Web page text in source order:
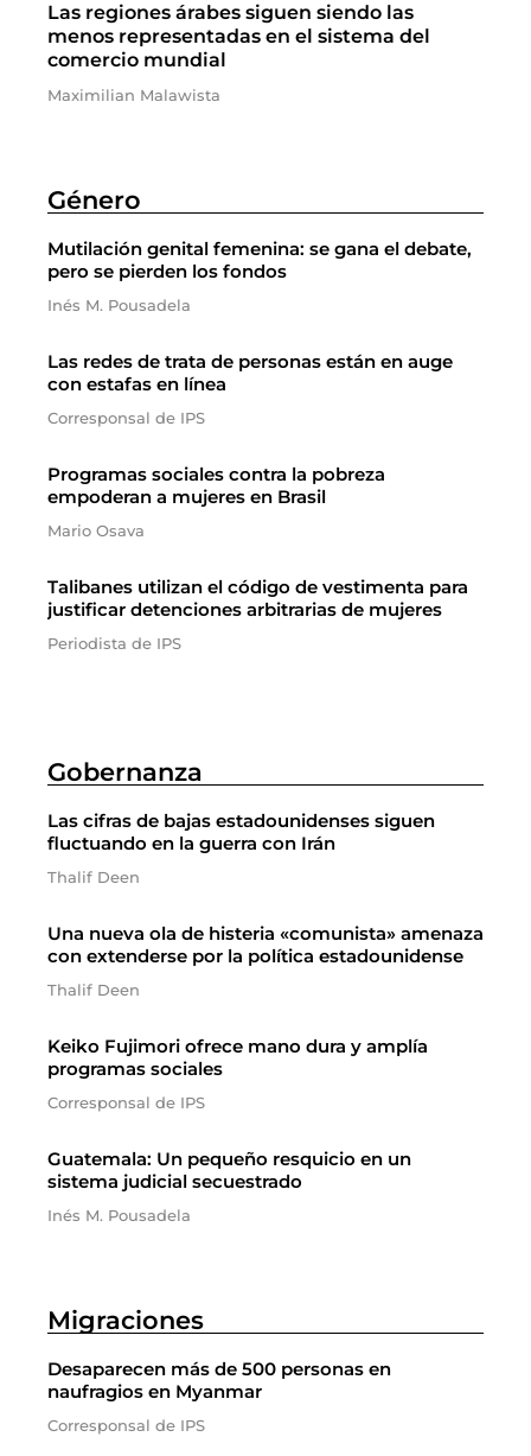
Las regiones árabes siguen siendo las
menos representadas en el sistema del
comercio mundial
Maximilian Malawista
Género
Mutilación genital femenina: se gana el debate,
pero se pierden los fondos
Inés M. Pousadela
Las redes de trata de personas están en auge
con estafas en línea
Corresponsal de IPS
Programas sociales contra la pobreza
empoderan a mujeres en Brasil
Mario Osava
Talibanes utilizan el código de vestimenta para
justificar detenciones arbitrarias de mujeres
Periodista de IPS
Gobernanza
Las cifras de bajas estadounidenses siguen
fluctuando en la guerra con Irán
Thalif Deen
Una nueva ola de histeria «comunista» amenaza
con extenderse por la política estadounidense
Thalif Deen
Keiko Fujimori ofrece mano dura y amplía
programas sociales
Corresponsal de IPS
Guatemala: Un pequeño resquicio en un
sistema judicial secuestrado
Inés M. Pousadela
Migraciones
Desaparecen más de 500 personas en
naufragios en Myanmar
Corresponsal de IPS